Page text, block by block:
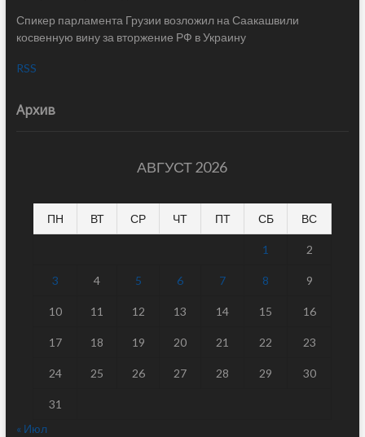
Спикер парламента Грузии возложил на Саакашвили
косвенную вину за вторжение РФ в Украину
RSS
Архив
АВГУСТ 2026
ПН ВТ СР ЧТ ПТ СБ ВС
1 2
3 4 5 6 7 8 9
10 11 12 13 14 15 16
17 18 19 20 21 22 23
24 25 26 27 28 29 30
31
« Июл